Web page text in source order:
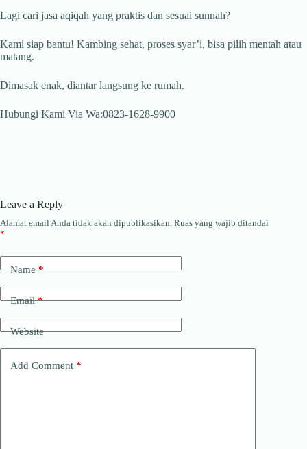
Lagi cari jasa aqiqah yang praktis dan sesuai sunnah?
Kami siap bantu! Kambing sehat, proses syar’i, bisa pilih mentah atau
matang.
Dimasak enak, diantar langsung ke rumah.
Hubungi Kami Via Wa:0823-1628-9900
Leave a Reply
Alamat email Anda tidak akan dipublikasikan. Ruas yang wajib ditandai
*
Name*
Email*
Website
Add Comment *